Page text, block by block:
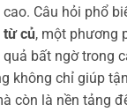
Câu hỏi phổ
từ củ, một phương
bất ngờ trong
không chỉ giúp
còn là nền tảng